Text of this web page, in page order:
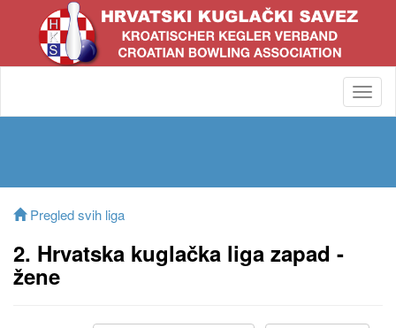
Pregled svih liga
2. Hrvatska kuglačka liga zapad -
žene